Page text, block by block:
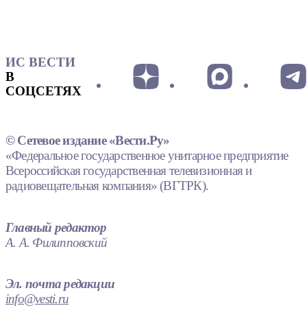
ИС ВЕСТИ
В
СОЦСЕТЯХ
© Сетевое издание «Вести.Ру»
«Федеральное государственное унитарное предприятие
Всероссийская государственная телевизионная и
радиовещательная компания» (ВГТРК).
Главный редактор
А. А. Филипповский
Эл. почта редакции
info@vesti.ru